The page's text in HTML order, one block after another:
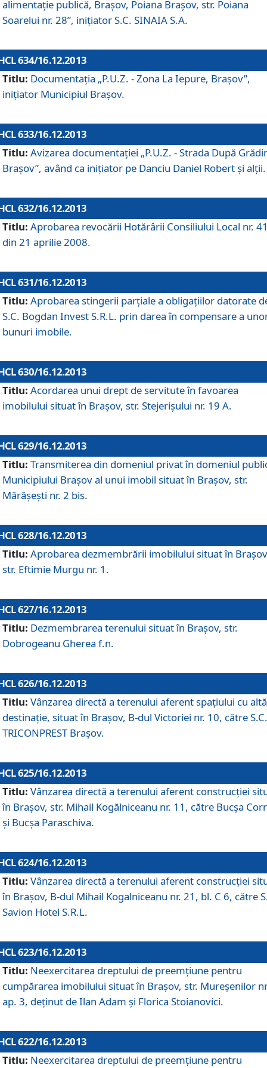
alimentaţie publică, Braşov, Poiana Braşov, str. Poiana
Soarelui nr. 28”, iniţiator S.C. SINAIA S.A.
634/16.12.2013
Titlu: Documentaţia „P.U.Z. - Zona La Iepure, Braşov”,
iniţiator Municipiul Braşov.
633/16.12.2013
Titlu: Avizarea documentaţiei „P.U.Z. - Strada După
Braşov”, având ca iniţiator pe Danciu Daniel Robert şi alţii.
632/16.12.2013
Titlu: Aprobarea revocării Hotărârii Consiliului Local nr.
din 21 aprilie 2008.
631/16.12.2013
Titlu: Aprobarea stingerii parţiale a obligaţiilor datorate
S.C. Bogdan Invest S.R.L. prin darea în compensare a
bunuri imobile.
630/16.12.2013
Titlu: Acordarea unui drept de servitute în favoarea
imobilului situat în Braşov, str. Stejerişului nr. 19 A.
629/16.12.2013
Titlu: Transmiterea din domeniul privat în domeniul
Municipiului Braşov al unui imobil situat în Braşov, str.
Mărăşeşti nr. 2 bis.
628/16.12.2013
Titlu: Aprobarea dezmembrării imobilului situat în
str. Eftimie Murgu nr. 1.
627/16.12.2013
Titlu: Dezmembrarea terenului situat în Braşov, str.
Dobrogeanu Gherea f.n.
626/16.12.2013
Titlu: Vânzarea directă a terenului aferent spaţiului cu altă
destinaţie, situat în Braşov, B-dul Victoriei nr. 10, către S.C.
TRICONPREST Braşov.
625/16.12.2013
Titlu: Vânzarea directă a terenului aferent construcţiei
în Braşov, str. Mihail Kogălniceanu nr. 11, către Bucşa
şi Bucşa Paraschiva.
624/16.12.2013
Titlu: Vânzarea directă a terenului aferent construcţiei
în Braşov, B-dul Mihail Kogalniceanu nr. 21, bl. C 6, către
Savion Hotel S.R.L.
623/16.12.2013
Titlu: Neexercitarea dreptului de preemţiune pentru
cumpărarea imobilului situat în Braşov, str. Mureşenilor
ap. 3, deţinut de Ilan Adam şi Florica Stoianovici.
622/16.12.2013
Titlu: Neexercitarea dreptului de preemţiune pentru